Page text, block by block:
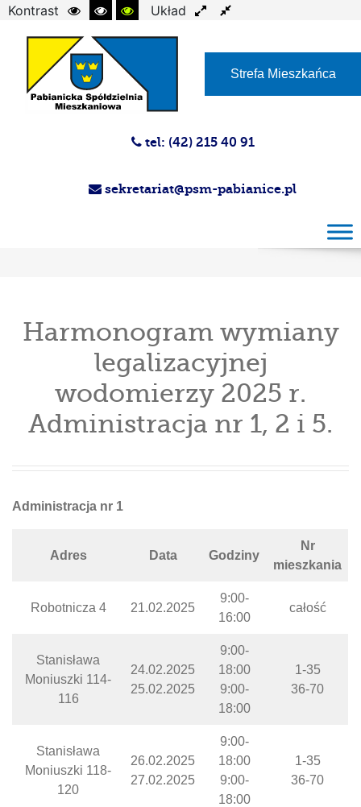
Kontrast
Układ
Strefa Mieszkańca
tel: (42) 215 40 91
sekretariat@psm-pabianice.pl
wodomierzy 2025 r. Administracja nr 1, 2 i 5.
Harmonogram wymiany
legalizacyjnej
wodomierzy 2025 r.
Administracja nr 1, 2 i 5.
Administracja nr 1
Adres Data Godziny
Nr
mieszkania
Robotnicza 4 21.02.2025
9:00-
16:00
całość
Stanisława
Moniuszki 114-
116
24.02.2025
25.02.2025
9:00-
18:00
9:00-
18:00
1-35
36-70
Stanisława
Moniuszki 118-
120
26.02.2025
27.02.2025
9:00-
18:00
9:00-
18:00
1-35
36-70